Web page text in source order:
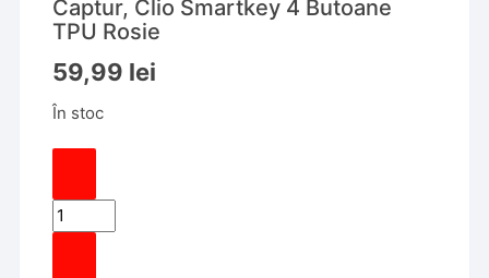
Captur, Clio Smartkey 4 Butoane
TPU Rosie
59,99 lei
În stoc
Cantitate
Husa